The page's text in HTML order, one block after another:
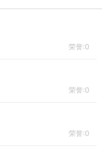
荣誉:0
荣誉:0
荣誉:0